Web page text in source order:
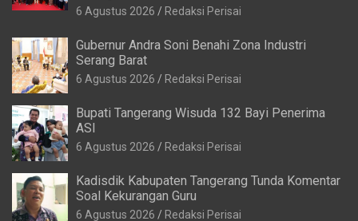
Bupati Tangerang Wisuda 132 Bayi Penerima
6 Agustus 2026 Redaksi Perisai
Kadisdik Kabupaten Tangerang Tunda Komentar
6 Agustus 2026 Redaksi Perisai
Pemkab Tangerang Siapkan TPS3R Berbasis
6 Agustus 2026 Redaksi Perisai
Polsek Pasar Kemis Tindak Truk Parkir di Bahu